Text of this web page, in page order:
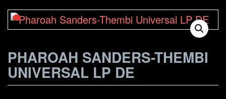
PHAROAH SANDERS-THEMBI
UNIVERSAL LP DE